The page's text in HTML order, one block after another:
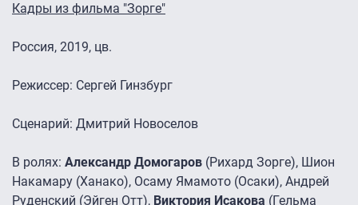
Кадры из фильма "Зорге"
Россия, 2019, цв.
Режиссер: Сергей Гинзбург
Сценарий: Дмитрий Новоселов
В ролях: Александр Домогаров (Рихард Зорге), Шион
Накамару (Ханако), Осаму Ямамото (Осаки), Андрей
Руденский (Эйген Отт), Виктория Исакова (Гельма